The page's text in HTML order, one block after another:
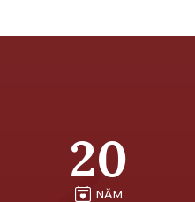
20
NĂM